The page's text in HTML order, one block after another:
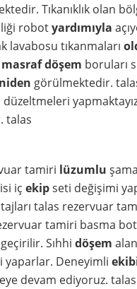
Tıkanıklık olan
robotyardımıyla
lavabosu tıkanmaları
masrafdöşem boruları
görülmektedir.
düzeltmeleri
talas
tamiri lüzumlu
iç ekipseti değişimi
talas rezervuar
tamiri basma
Sıhhi döşem
yaparlar. Deneyimli
devam ediyoruz.